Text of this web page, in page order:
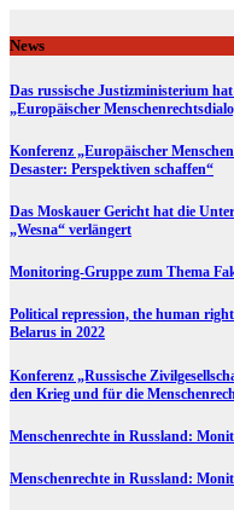
to
content
News
Das russische Justizministerium
„Europäischer
Konferenz „Europäischer
Desaster: Perspektiven schaffen“
Das Moskauer Gericht hat die
„Wesna“ verlängert
Monitoring-Gruppe zum Thema
Political repression, the human
Belarus in 2022
Konferenz „Russische
den Krieg und für die
Menschenrechte in Russland:
Menschenrechte in Russland: